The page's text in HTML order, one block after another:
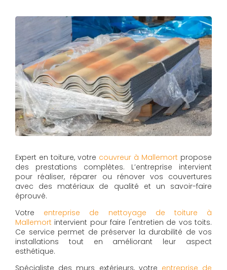
Expert en toiture, votre couvreur à Mallemort propose
des prestations complètes. L’entreprise intervient
pour réaliser, réparer ou rénover vos couvertures
avec des matériaux de qualité et un savoir-faire
éprouvé.
Votre entreprise de nettoyage de toiture à
Mallemort intervient pour faire l'entretien de vos toits.
Ce service permet de préserver la durabilité de vos
installations tout en améliorant leur aspect
esthétique.